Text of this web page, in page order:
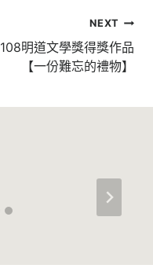
NEXT
108明道文學獎得獎作品
【一份難忘的禮物】